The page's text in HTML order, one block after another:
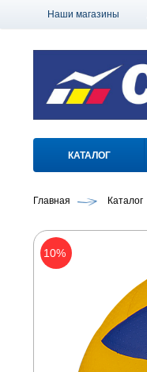
Наши магазины
КАТАЛОГ
Главная Каталог
10%